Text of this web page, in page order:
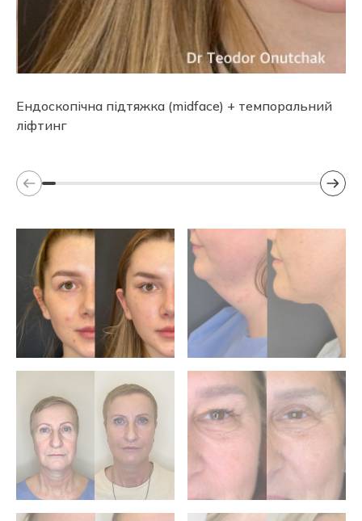
Ендоскопічна підтяжка (midface) + темпоральний
ліфтинг